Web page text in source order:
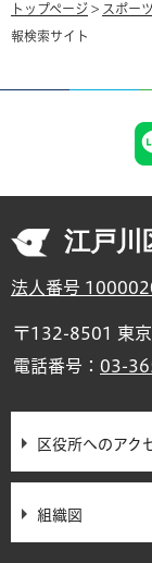
トップページ > スポー
報検索サイト
江戸川
法人番号
〒132-8501 東
電話番号： 03-
区役所へのアク
組織図